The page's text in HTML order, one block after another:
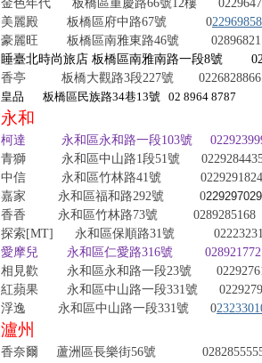
金色年代 板橋區重慶路66號12樓
美麗殿
板橋區府中路67號 0
豪麗旺 板橋區南雅東路46號
睡臺北時尚旅店 板橋區南雅南路一段8號
香亭 板橋大觀路3段227號 0226828866
皇品 板橋區民族路34巷13號 02 8964 8787
永和
柯達 永和區永和路一段103號
青獅 永和區中山路1段51號
中信 永和區竹林路41號 0229291824
嘉家 永和區福和路292號 0229297029
香香 永和區竹林路73號 0289285168
探索[MT] 永和區保順路31號
愛摩兒 永和區仁愛路316號
相見歡 永和區永和路一段23號
紅蘋果 永和區中山路一段331號
浮逸
永和區中山路一段331號 0
瀘州
香奈爾 蘆洲區長樂街56號 0282855555